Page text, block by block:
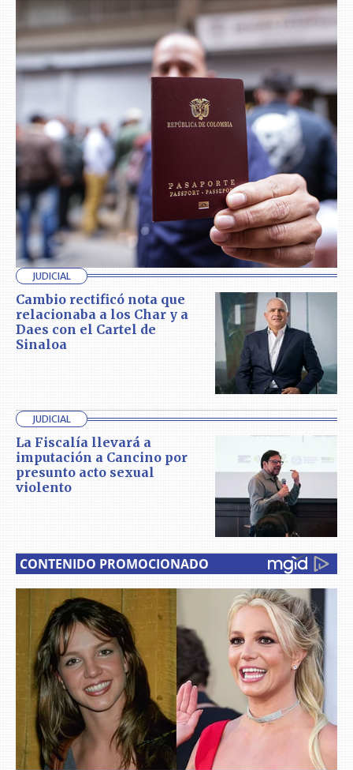
JUDICIAL
Cambio rectificó nota que
relacionaba a los Char y a
Daes con el Cartel de
Sinaloa
JUDICIAL
La Fiscalía llevará a
imputación a Cancino por
presunto acto sexual
violento